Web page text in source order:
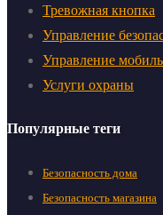
Тревожная кнопка
Управление
Управление
Услуги охраны
Популярные теги
Безопасность дома
Безопасность магазина